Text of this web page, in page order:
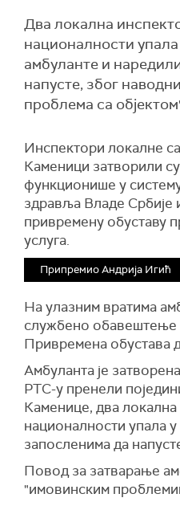
Два локална
националности упала
амбуланте и
напусте, због
проблема са
Инспектори локалне
Каменици затворили
функционише у
здравља Владе Србије
привремену обуставу
услуга.
Припремио Андрија Игић
На улазним вратима
службено
Привремена обустава
Амбуланта је
РТС-у пренели
Каменице, два
националности упала
запосленима да
Повод за затварање
"имовинским